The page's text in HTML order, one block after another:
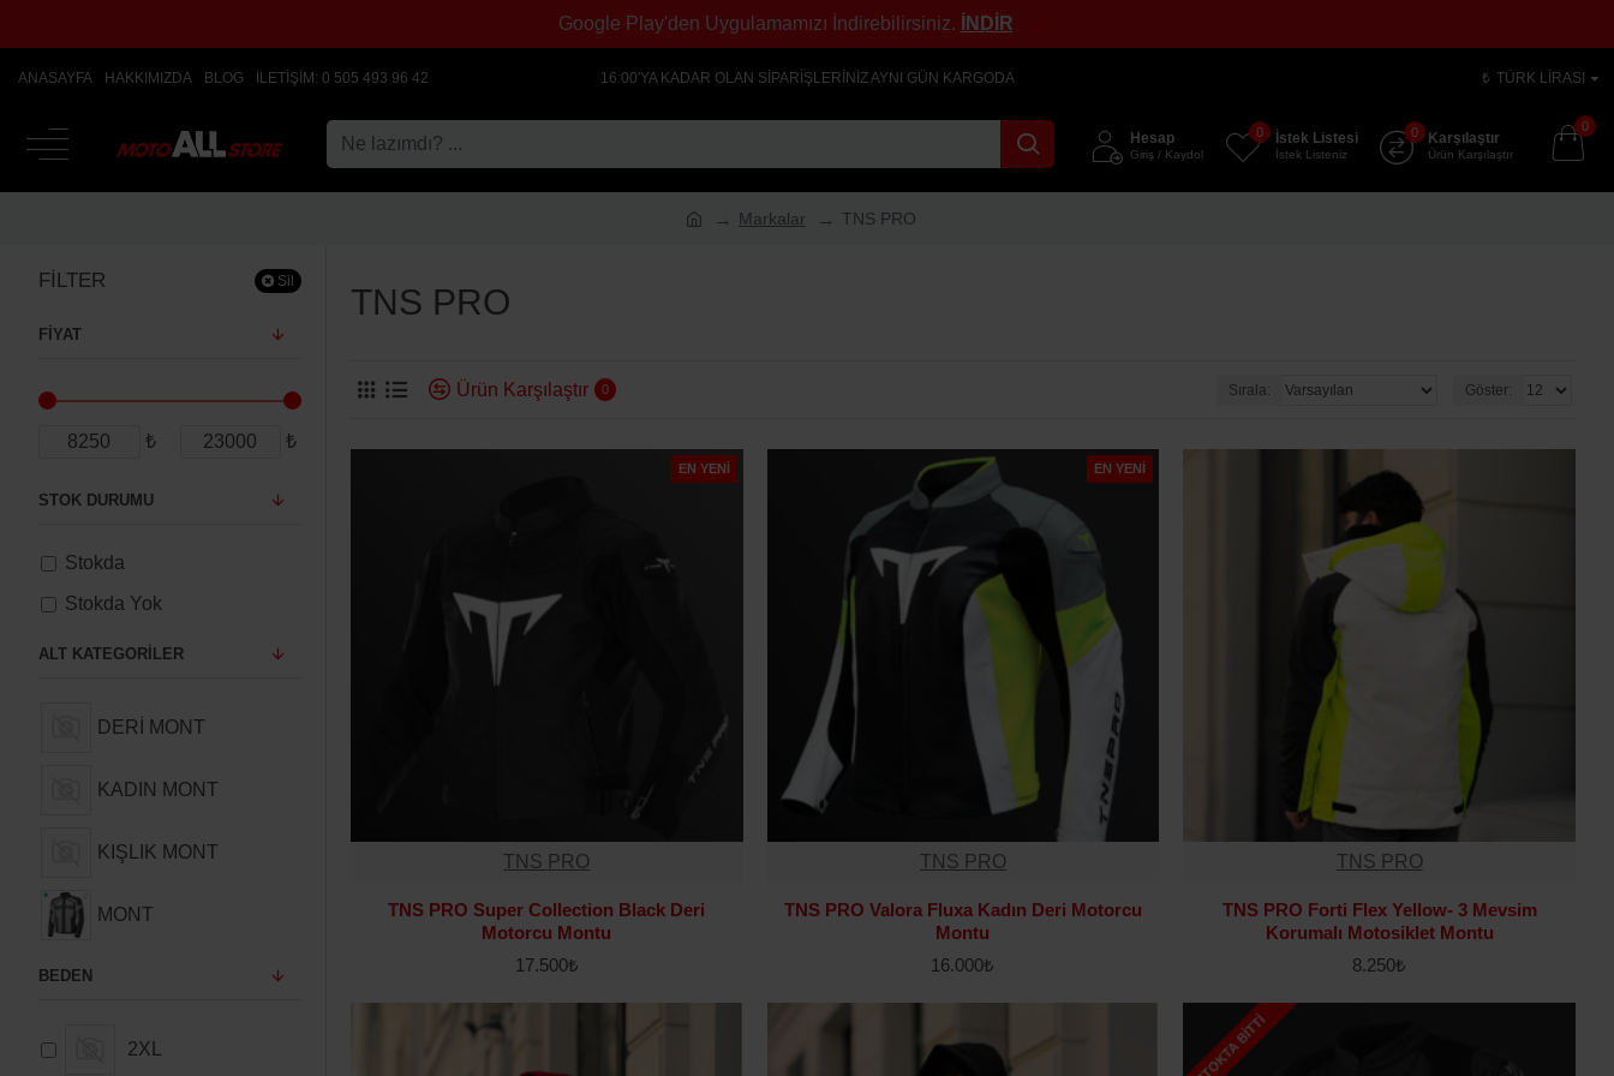
Google Play'den Uygulamamızı İndirebilirsiniz. İNDİR
ANASAYFA HAKKIMIZDA BLOG İLETIŞIM: 0 505 493 96 42 16:00'YA KADAR OLAN SIPARIŞLERINIZ AYNI GÜN KARGODA ₺ TÜRK LIRASI
Hesap
Giriş / Kaydol
İstek Listesi
İstek Listeniz
0 Karşılaştır
Ürün Karşılaştır
0 0
Markalar TNS PRO
FILTER Sil
FIYAT
₺ ₺
ALT KATEGORILER
DERİ MONT
KADIN MONT
KIŞLIK MONT
MONT
BEDEN
2XL
STOK DURUMU
Stokda
Stokda Yok
TNS PRO
Ürün Karşılaştır 0 Sırala: Göster:
EN YENI
TNS PRO
TNS PRO Super Collection Black Deri
Motorcu Montu
17.500₺
EN YENI
TNS PRO
TNS PRO Valora Fluxa Kadın Deri Motorcu
Montu
16.000₺
TNS PRO
TNS PRO Forti Flex Yellow- 3 Mevsim
Korumalı Motosiklet Montu
8.250₺
STOKTA BITTI